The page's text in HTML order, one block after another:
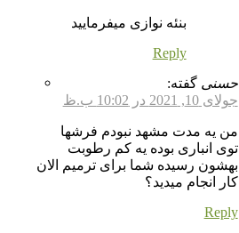
بنئه نوازی میفرمایید
Reply
حسنی گفته:
جولای 10, 2021 در 10:02 ب.ظ
من یه مدت مشهد نبودم فرشها
توی انباری بوده یه کم رطوبت
بهشون رسیده شما برای ترمیم الان
کار انجام میدید؟
Reply